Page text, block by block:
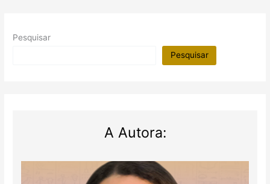
Pesquisar
Pesquisar
A Autora: